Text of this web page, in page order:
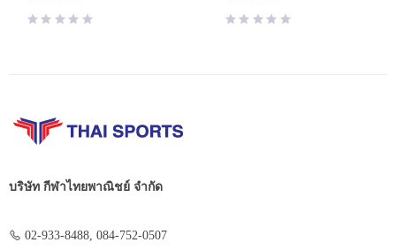
บริษัท กีฬาไทยพาณิชย์ จำกัด
02-933-8488, 084-752-0507